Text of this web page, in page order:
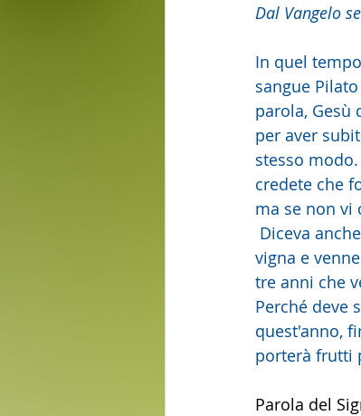
Dal Vangelo
In quel
sangue
parola, Gesù
per aver
stesso
credete che
ma se non vi
Diceva
vigna e
tre anni che
Perché deve
quest'anno,
porterà frutti
Parola del